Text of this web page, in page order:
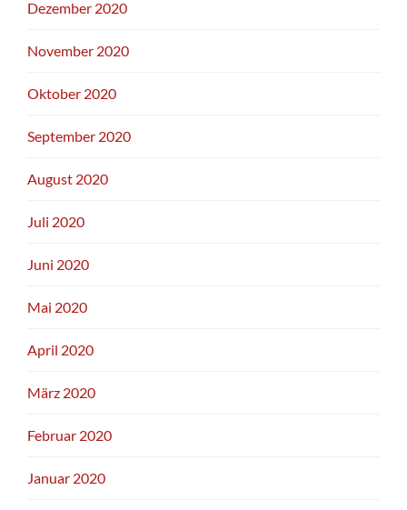
Dezember 2020
November 2020
Oktober 2020
September 2020
August 2020
Juli 2020
Juni 2020
Mai 2020
April 2020
März 2020
Februar 2020
Januar 2020